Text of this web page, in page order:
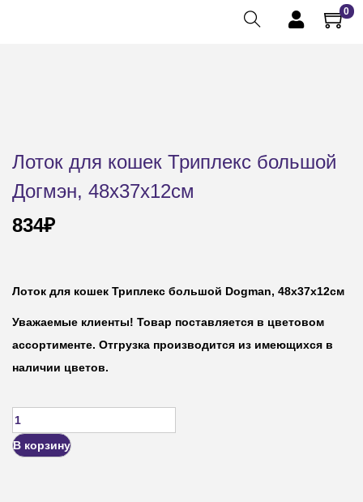
0
Лоток для кошек Триплекс большой
Догмэн, 48х37х12см
834₽
Лоток для кошек Триплекс большой Dogman, 48х37х12см
Уважаемые клиенты! Товар поставляется в цветовом
ассортименте. Отгрузка производится из имеющихся в
наличии цветов.
В корзину